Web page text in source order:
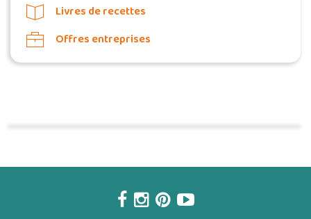
Livres de recettes
Offres entreprises